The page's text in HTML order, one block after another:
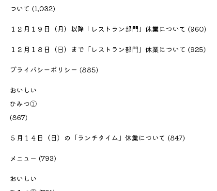
ついて (1,032)
１２月１９日（月）以降「レストラン部門」休業について (960)
１２月１８日（日）まで「レストラン部門」休業について (925)
プライバシーポリシー (885)
おいしい
ひみつ①
(867)
５月１４日（日）の「ランチタイム」休業について (847)
メニュー (793)
おいしい